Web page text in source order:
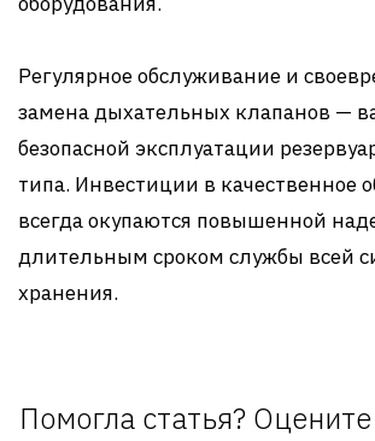
Регулярное обслуживание и
замена дыхательных клапанов —
безопасной эксплуатации
типа. Инвестиции в качественное
всегда окупаются повышенной
длительным сроком службы всей
хранения.
Помогла статья?